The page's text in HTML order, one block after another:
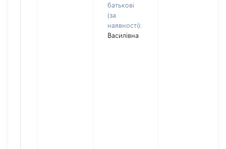
батькові
(за
наявності):
Василівна